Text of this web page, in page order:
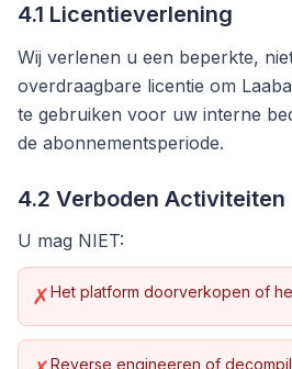
4.1 Licentieverlening
Wij verlenen u een beperkte,
overdraagbare licentie om
te gebruiken voor uw interne
de abonnementsperiode.
4.2 Verboden Activiteiten
U mag NIET:
✗Het platform doorverkopen of
Reverse engineeren of